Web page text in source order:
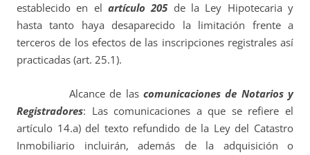
establecido en el artículo 205de la Ley Hipotecaria y
hasta tanto haya desaparecido la limitación frente a
terceros de los efectos de las inscripciones registrales así
practicadas (art. 25.1).
Alcance de las comunicaciones de Notarios y
Registradores: Las comunicaciones a que se refiere el
artículo 14.a) del texto refundido de la Ley del Catastro
Inmobiliario incluirán, además de la adquisición o